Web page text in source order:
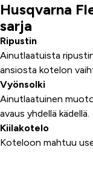
Tuoteinfo
Husqvarna
sarja
Ripustin
Ainutlaatuista
ansiosta kotelon
Vyönsolki
Ainutlaatuinen
avaus yhdellä kädellä.
Kiilakotelo
Koteloon mahtuu